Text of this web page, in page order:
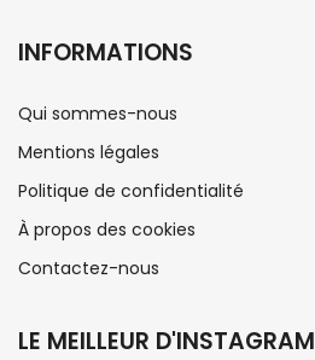
INFORMATIONS
Qui sommes-nous
Mentions légales
Politique de confidentialité
À propos des cookies
Contactez-nous
LE MEILLEUR D'INSTAGRAM